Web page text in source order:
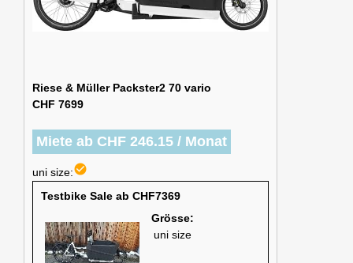
Riese & Müller Packster2 70 vario
CHF 7699
Miete ab CHF 246.15 / Monat
uni size:check_circle
Testbike Sale ab CHF7369
Grösse:
uni size